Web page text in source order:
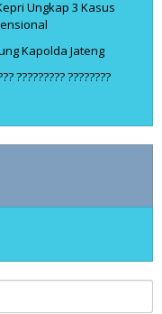
Ungkap 3 Kasus
Kapolda Jateng
????????? ????????